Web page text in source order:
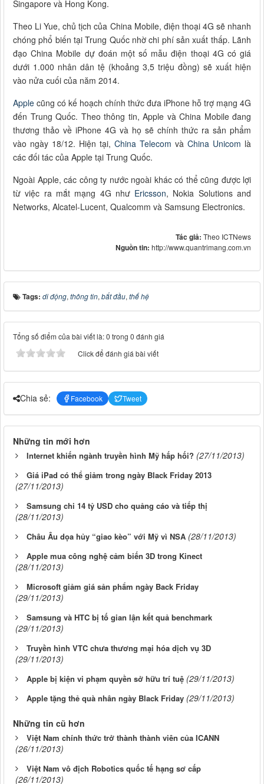
Singapore và Hong Kong.
Theo Li Yue, chủ tịch của China Mobile, điện thoại 4G sẽ nhanh
chóng phổ biến tại Trung Quốc nhờ chi phí sản xuất thấp. Lãnh
đạo China Mobile dự đoán một số mẫu điện thoại 4G có giá
dưới 1.000 nhân dân tệ (khoảng 3,5 triệu đồng) sẽ xuất hiện
vào nửa cuối của năm 2014.
Apple cũng có kế hoạch chính thức đưa iPhone hỗ trợ mạng 4G
đến Trung Quốc. Theo thông tin, Apple và China Mobile đang
thương thảo về iPhone 4G và họ sẽ chính thức ra sản phẩm
vào ngày 18/12. Hiện tại, China Telecom và China Unicom là
các đối tác của Apple tại Trung Quốc.
Ngoài Apple, các công ty nước ngoài khác có thể cũng được lợi
từ việc ra mắt mạng 4G như Ericsson, Nokia Solutions and
Networks, Alcatel-Lucent, Qualcomm và Samsung Electronics.
Tác giả: Theo ICTNews
Nguồn tin: http://www.quantrimang.com.vn
Tags: di động, thông tin, bắt đầu, thế hệ
Tổng số điểm của bài viết là: 0 trong 0 đánh giá
Click để đánh giá bài viết
Chia sẻ: Facebook Tweet
Những tin mới hơn
Internet khiến ngành truyền hình Mỹ hấp hối? (27/11/2013)
Giá iPad có thể giảm trong ngày Black Friday 2013
(27/11/2013)
Samsung chi 14 tỷ USD cho quảng cáo và tiếp thị
(28/11/2013)
Châu Âu dọa hủy “giao kèo” với Mỹ vì NSA (28/11/2013)
Apple mua công nghệ cảm biến 3D trong Kinect
(28/11/2013)
Microsoft giảm giá sản phẩm ngày Back Friday
(29/11/2013)
Samsung và HTC bị tố gian lận kết quả benchmark
(29/11/2013)
Truyền hình VTC chưa thương mại hóa dịch vụ 3D
(29/11/2013)
Apple bị kiện vi phạm quyền sở hữu trí tuệ (29/11/2013)
Apple tặng thẻ quà nhân ngày Black Friday (29/11/2013)
Những tin cũ hơn
Việt Nam chính thức trở thành thành viên của ICANN
(26/11/2013)
Việt Nam vô địch Robotics quốc tế hạng sơ cấp
(26/11/2013)